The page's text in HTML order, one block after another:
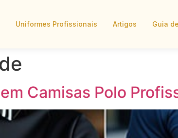
Uniformes Profissionais Artigos Guia
Camisas Polo